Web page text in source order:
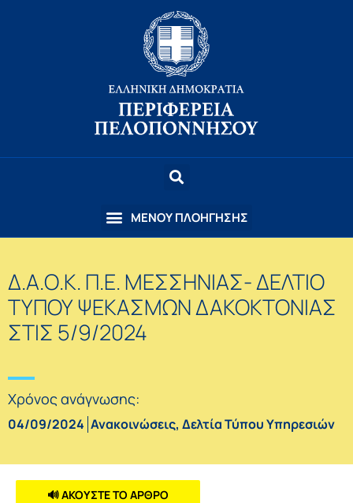
Δ.Α.Ο.Κ. Π.Ε. ΜΕΣΣΗΝΙΑΣ- ΔΕΛΤΙΟ
ΤΥΠΟΥ ΨΕΚΑΣΜΩΝ ΔΑΚΟΚΤΟΝΙΑΣ
ΣΤΙΣ 5/9/2024
Χρόνος ανάγνωσης:
04/09/2024 Ανακοινώσεις, Δελτία Τύπου Υπηρεσιών
🔊 ΑΚΟΥΣΤΕ ΤΟ ΑΡΘΡΟ